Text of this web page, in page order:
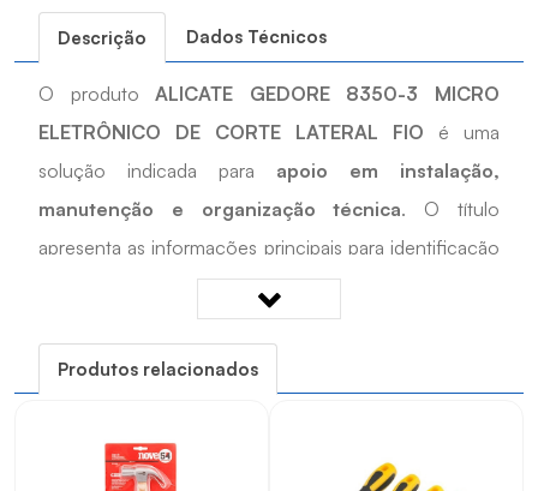
Descrição Dados Técnicos
O produtoALICATE GEDORE 8350-3 MICRO
ELETRÔNICO DE CORTE LATERAL FIO é uma
solução indicada para apoio em instalação,
manutenção e organização técnica. O título
apresenta as informações principais para identificação
do item. Desenvolvido para apoiar
ou técnico conforme a aplicação do produto
uma opção prática para cadastros, reposições e
projetos técnicos que exigem compatibilidade com as
características informadas.
Produtos relacionados